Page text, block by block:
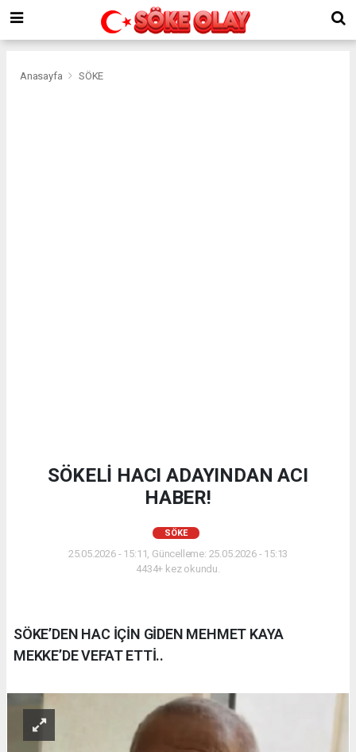
Anasayfa SÖKE
SÖKELİ HACI ADAYINDAN ACI
HABER!
SÖKE
25.05.2026 - 15:11, Güncelleme: 25.05.2026 - 15:13
4434+ kez okundu.
SÖKE’DEN HAC İÇİN GİDEN MEHMET KAYA
MEKKE’DE VEFAT ETTİ..